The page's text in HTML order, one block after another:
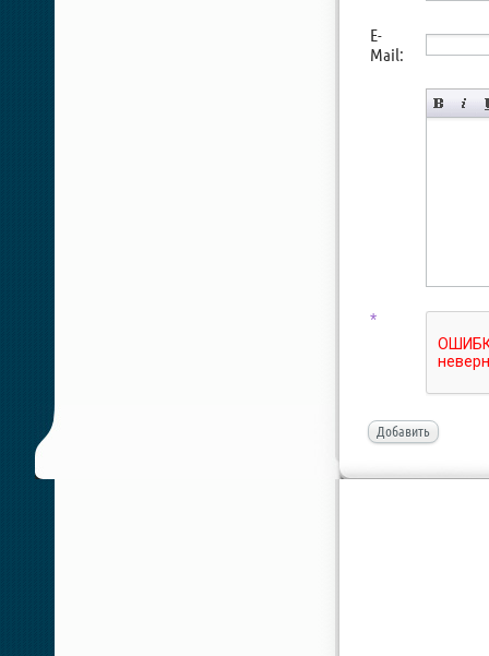
E-
Mail:
*
Добавить